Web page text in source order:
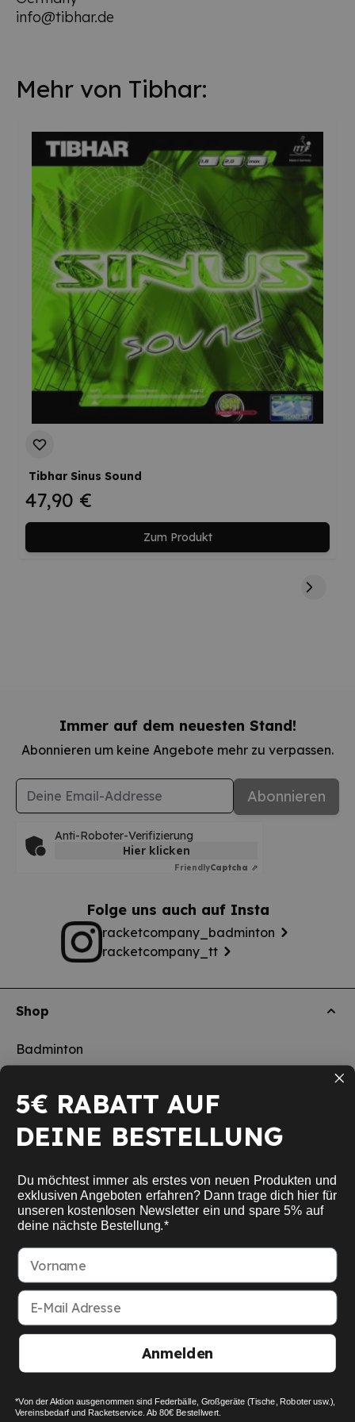
info@tibhar.de
Mehr von Tibhar:
Tibhar Sinus Sound
47,90 €
Zum Produkt
Immer auf dem neuesten Stand!
Abonnieren um keine Angebote mehr zu verpassen.
E-Mail-Adresse Abonnieren
Anti-Roboter-Verifizierung
Hier klicken
FriendlyCaptcha ⇗
Folge uns auch auf Insta
racketcompany_badminton
racketcompany_tt
Shop
Badminton
Squash
Pickleball
Schulsport
Service
Mein Konto
American Express
Google PayMasterCard
Visa CardPaypalSEPA bank transfer
Apple Pay
© 2026 Racket Company OHG
5€ RABATT AUF
DEINE BESTELLUNG
Du möchtest immer als erstes von neuen Produkten und
exklusiven Angeboten erfahren? Dann trage dich hier für
unseren kostenlosen Newsletter ein und spare 5% auf
deine nächste Bestellung.*
Vorname
E-Mail Adresse
Anmelden
*Von der Aktion ausgenommen sind Federbälle, Großgeräte (Tische, Roboter usw.),
Vereinsbedarf und Racketservice. Ab 80€ Bestellwert.